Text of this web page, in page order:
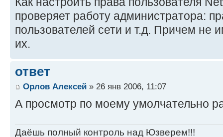
проверяет работу администратора:
пользователей сети и т.д. Причем не
их.
ответ
Орлов Алексей » 26 янв 2006, 11:07
А просмотр по моему умолчательно
Даёшь полный контроль над Юзверем!!!